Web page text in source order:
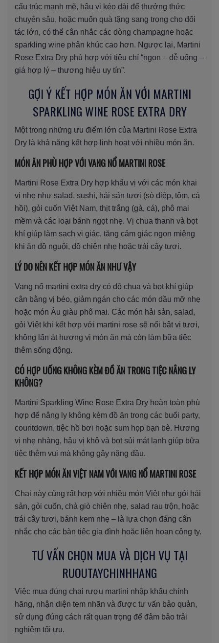
cấu trúc mạnh mẽ, hậu vị kéo dài để thưởng thức
chuyên sâu, hoặc muốn quà tặng sang trọng cho đối
tác lớn, có thể cân nhắc các dòng champagne hoặc
sparkling wine phân khúc cao hơn. Ngược lại, Martini
Rose Extra Dry phù hợp với tiêu chí “ngon – dễ uống –
giá hợp lý – thương hiệu uy tín”.
GỢI Ý KẾT HỢP MÓN ĂN VỚI MARTINI
SPARKLING WINE ROSE EXTRA DRY
Một trong những ưu điểm lớn của Martini Rose Extra
Dry là khả năng kết hợp linh hoạt với nhiều món ăn.
MÓN ĂN PHÙ HỢP VỚI VANG NỔ MARTINI ROSE
Martini Rose Extra Dry hợp khẩu vị với các món khai
vị nhẹ như salad, sushi, hải sản tươi (sò điệp, tôm, cá
hồi), gỏi cuốn Việt Nam, thịt trắng (gà, cá), phô mai
mềm và các loại bánh ngọt nhẹ. Vị chua thanh và bọt
khí giúp làm sạch vị giác, tăng cảm giác ngon miệng
khi ăn đồ nguội, đồ chiên nhẹ hoặc trái cây tươi.
LÝ DO NÊN KẾT HỢP MÓN ĂN NHƯ VẬY
Vang nổ martini extra dry có độ chua và bọt khí giúp
cân bằng vị béo, giảm ngán cho các món dầu mỡ nhẹ
hoặc món Âu giàu phô mai. Các món hải sản, salad,
gỏi Việt khi kết hợp với martini rose sẽ nổi bật vị tươi,
không lấn át hương vị món ăn mà còn làm bữa tiệc
thêm sống động.
CÓ HỢP UỐNG KHÔNG KÈM ĐỒ ĂN TRONG TIỆC NÂNG LY
KHÔNG?
Martini Sparkling Wine Rose Extra Dry hoàn toàn phù
hợp để nâng ly không kèm đồ ăn trong các buổi party,
countdown, tiệc hồ bơi hoặc sum họp bạn bè. Hương
vị nhẹ nhàng, hậu vị khô và bọt sủi mát lạnh giúp bữa
tiệc thêm vui mà không gây nặng đầu.
KẾT HỢP MÓN ĂN VIỆT NAM VỚI VANG NỔ MARTINI ROSE
Chai này cũng rất hợp với nhiều món Việt như gỏi hải
sản, gỏi cuốn, chả giò chiên nhẹ, salad rau trộn, hoặc
trái cây tươi, bánh kem nhẹ – là lựa chọn đáng cân
nhắc cho các bàn tiệc gia đình hoặc liên hoan công ty.
TƯ VẤN CHỌN MUA VÀ DỊCH VỤ TẠI
RUOUTAYCHINHHANG
Việc mua đúng chai rượu martini nhập khẩu chính
hãng, nhận diện tem nhãn và được tư vấn bảo quản,
sử dụng đúng cách rất quan trọng để đảm bảo trải
nghiệm tối ưu.